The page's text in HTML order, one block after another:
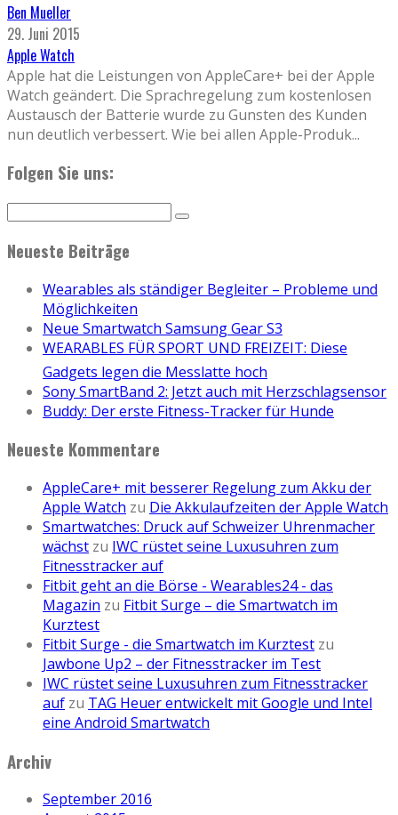
Ben Mueller
29. Juni 2015
Apple Watch
Apple hat die Leistungen von AppleCare+ bei der Apple
Watch geändert. Die Sprachregelung zum kostenlosen
Austausch der Batterie wurde zu Gunsten des Kunden
nun deutlich verbessert. Wie bei allen Apple-Produk...
Folgen Sie uns:
Neueste Beiträge
Wearables als ständiger Begleiter – Probleme und
Möglichkeiten
Neue Smartwatch Samsung Gear S3
WEARABLES FÜR SPORT UND FREIZEIT: Diese
Gadgets legen die Messlatte hoch
Sony SmartBand 2: Jetzt auch mit Herzschlagsensor
Buddy: Der erste Fitness-Tracker für Hunde
Neueste Kommentare
AppleCare+ mit besserer Regelung zum Akku der
Apple Watch zu Die Akkulaufzeiten der Apple Watch
Smartwatches: Druck auf Schweizer Uhrenmacher
wächst zu IWC rüstet seine Luxusuhren zum
Fitnesstracker auf
Fitbit geht an die Börse - Wearables24 - das
Magazin zu Fitbit Surge – die Smartwatch im
Kurztest
Fitbit Surge - die Smartwatch im Kurztest zu
Jawbone Up2 – der Fitnesstracker im Test
IWC rüstet seine Luxusuhren zum Fitnesstracker
auf zu TAG Heuer entwickelt mit Google und Intel
eine Android Smartwatch
Archiv
September 2016